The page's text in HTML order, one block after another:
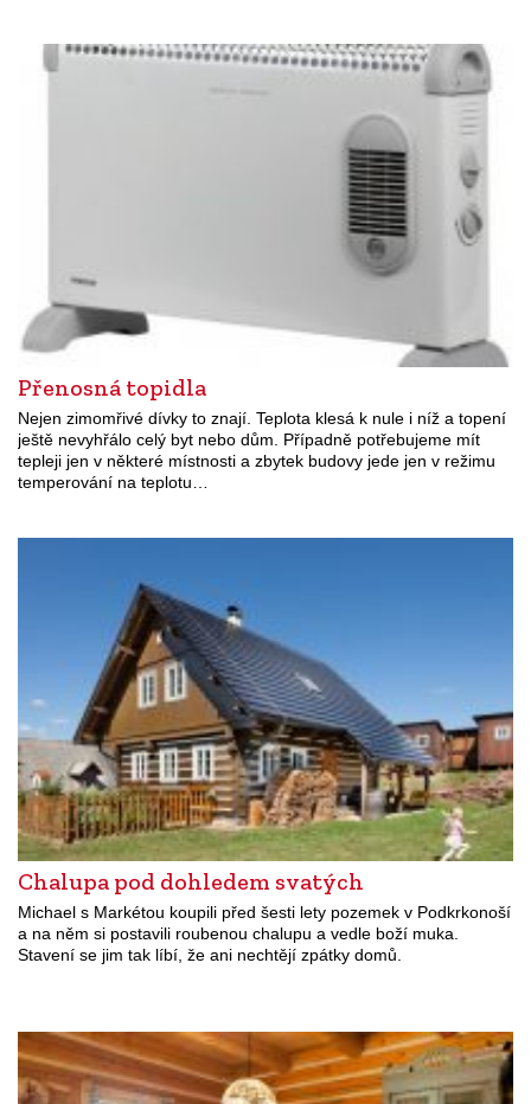
Přenosná topidla
Nejen zimomřivé dívky to znají. Teplota klesá k nule i níž a topení
ještě nevyhřálo celý byt nebo dům. Případně potřebujeme mít
tepleji jen v některé místnosti a zbytek budovy jede jen v režimu
temperování na teplotu…
Chalupa pod dohledem svatých
Michael s Markétou koupili před šesti lety pozemek v Podkrkonoší
a na něm si postavili roubenou chalupu a vedle boží muka.
Stavení se jim tak líbí, že ani nechtějí zpátky domů.